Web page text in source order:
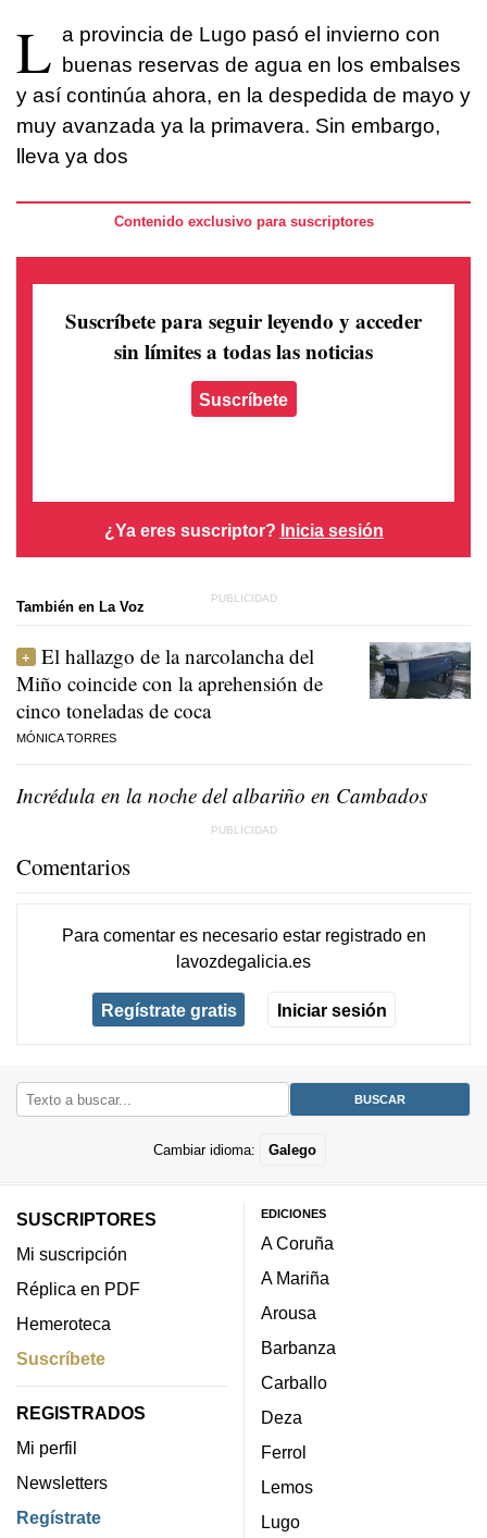
L a provincia de Lugo pasó el invierno con
buenas reservas de agua en los embalses
y así continúa ahora, en la despedida de mayo y
muy avanzada ya la primavera. Sin embargo,
lleva ya dos
Contenido exclusivo para suscriptores
Suscríbete para seguir leyendo y acceder
sin límites a todas las noticias
Suscríbete
¿Ya eres suscriptor? Inicia sesión
También en La Voz
El hallazgo de la narcolancha del
Miño coincide con la aprehensión de
cinco toneladas de coca
MÓNICA TORRES
Incrédula en la noche del albariño en Cambados
Comentarios
Para comentar es necesario estar registradoen
lavozdegalicia.es
Regístrate gratis Iniciar sesión
Cambiar idioma: Galego
SUSCRIPTORES
Mi suscripción
Réplica en PDF
Hemeroteca
Suscríbete
REGISTRADOS
Mi perfil
Newsletters
Regístrate
EDICIONES
A Coruña
A Mariña
Arousa
Barbanza
Carballo
Deza
Ferrol
Lemos
Lugo